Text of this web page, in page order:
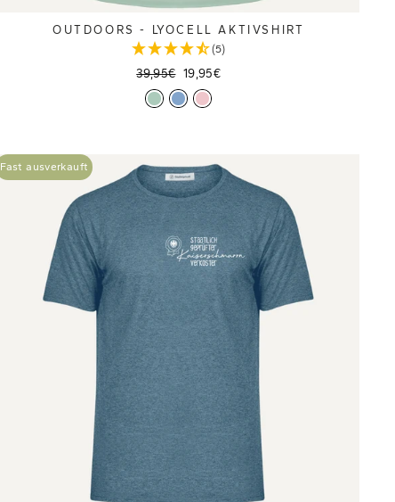
OUTDOORS - LYOCELL AKTIVSHIRT
(5)
Normaler
Preis
39,95€ Sonderpreis
19,95€
Fast ausverkauft